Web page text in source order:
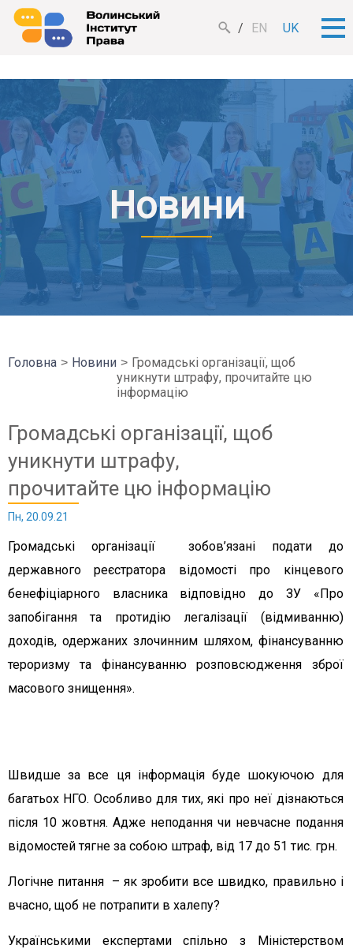
EN UK
Новини
Головна Новини
Громадські організації, щоб
уникнути штрафу, прочитайте цю
інформацію
Громадські організації, щоб
уникнути штрафу,
прочитайте цю інформацію
Пн, 20.09.21
Громадські організації зобов’язані подати до
державного реєстратора відомості про кінцевого
бенефіціарного власника відповідно до ЗУ «Про
запобігання та протидію легалізації (відмиванню)
доходів, одержаних злочинним шляхом, фінансуванню
тероризму та фінансуванню розповсюдження зброї
масового знищення».
Швидше за все ця інформація буде шокуючою для
багатьох НГО. Особливо для тих, які про неї дізнаються
після 10 жовтня. Адже неподання чи невчасне подання
відомостей тягне за собою штраф, від 17 до 51 тис. грн.
Логічне питання – як зробити все швидко, правильно і
вчасно, щоб не потрапити в халепу?
Українськими експертами спільно з Міністерством